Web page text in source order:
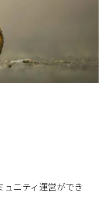
ュニティ運営ができ